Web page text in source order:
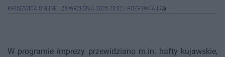
KRUSZWICA.ONLINE 25 WRZEŚNIA 2025 13:02 ROZRYWKA
W programie imprezy przewidziano m.in. hafty kujawskie,